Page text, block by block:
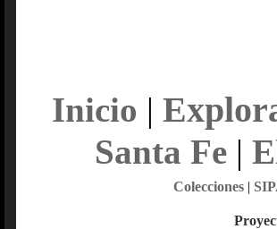
Inicio |
Santa Fe|
Colecciones|